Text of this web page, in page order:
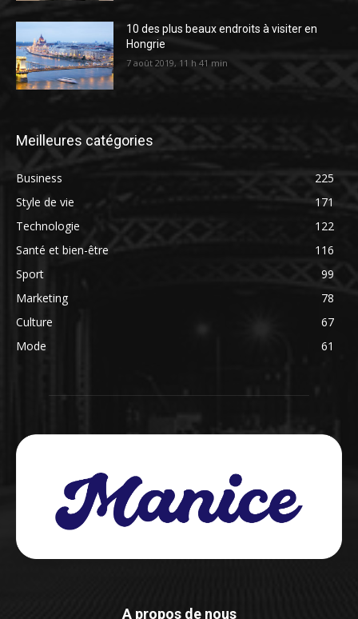
10 des plus beaux endroits à visiter en
Hongrie
7 août 2019, 11 h 41 min
Meilleures catégories
Business
225
Style de vie
171
Technologie
122
Santé et bien-être
116
Sport
99
Marketing
78
Culture
67
Mode
61
A propos de nous